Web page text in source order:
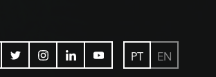
PT EN